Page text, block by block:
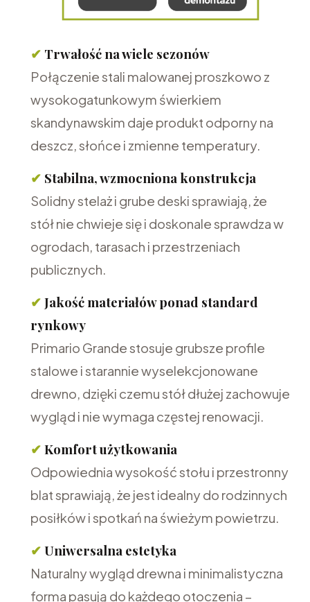
✔ Trwałość na wiele sezonów
Połączenie stali malowanej proszkowo z
wysokogatunkowym świerkiem
skandynawskim daje produkt odporny na
deszcz, słońce i zmienne temperatury.
✔ Stabilna, wzmocniona konstrukcja
Solidny stelaż i grube deski sprawiają, że
stół nie chwieje się i doskonale sprawdza w
ogrodach, tarasach i przestrzeniach
publicznych.
✔ Jakość materiałów ponad standard
rynkowy
Primario Grande stosuje grubsze profile
stalowe i starannie wyselekcjonowane
drewno, dzięki czemu stół dłużej zachowuje
wygląd i nie wymaga częstej renowacji.
✔ Komfort użytkowania
Odpowiednia wysokość stołu i przestronny
blat sprawiają, że jest idealny do rodzinnych
posiłków i spotkań na świeżym powietrzu.
✔ Uniwersalna estetyka
Naturalny wygląd drewna i minimalistyczna
forma pasują do każdego otoczenia –